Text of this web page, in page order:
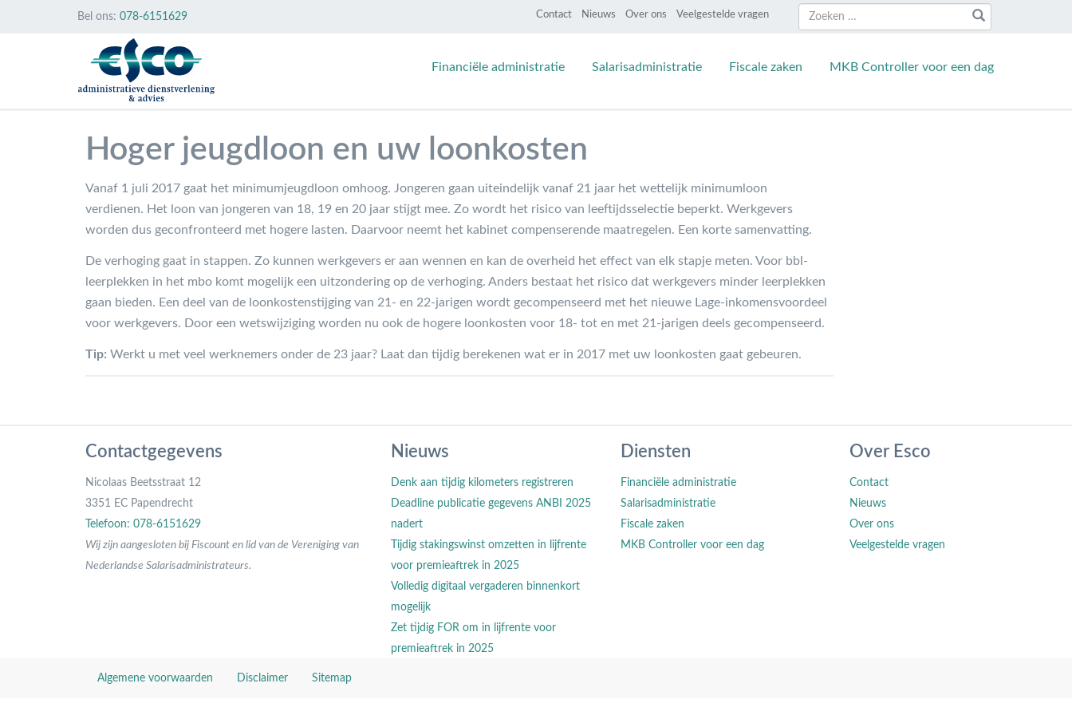
Contact Nieuws Over ons Veelgestelde vragen
Bel ons: 078-6151629
Zoeken
Zoeken
naar:
Financiële administratie Salarisadministratie Fiscale zaken MKB Controller voor een dag
Hoger jeugdloon en uw loonkosten
Vanaf 1 juli 2017 gaat het minimumjeugdloon omhoog. Jongeren gaan uiteindelijk vanaf 21 jaar het wettelijk minimumloon
verdienen. Het loon van jongeren van 18, 19 en 20 jaar stijgt mee. Zo wordt het risico van leeftijdsselectie beperkt. Werkgevers
worden dus geconfronteerd met hogere lasten. Daarvoor neemt het kabinet compenserende maatregelen. Een korte samenvatting.
De verhoging gaat in stappen. Zo kunnen werkgevers er aan wennen en kan de overheid het effect van elk stapje meten. Voor bbl-
leerplekken in het mbo komt mogelijk een uitzondering op de verhoging. Anders bestaat het risico dat werkgevers minder leerplekken
gaan bieden. Een deel van de loonkostenstijging van 21- en 22-jarigen wordt gecompenseerd met het nieuwe Lage-inkomensvoordeel
voor werkgevers. Door een wetswijziging worden nu ook de hogere loonkosten voor 18- tot en met 21-jarigen deels gecompenseerd.
Tip: Werkt u met veel werknemers onder de 23 jaar? Laat dan tijdig berekenen wat er in 2017 met uw loonkosten gaat gebeuren.
Contactgegevens
Nicolaas Beetsstraat 12
3351 EC Papendrecht
Telefoon: 078-6151629
Wij zijn aangesloten bij Fiscount en lid van de Vereniging van
Nederlandse Salarisadministrateurs.
Nieuws
Denk aan tijdig kilometers registreren
Deadline publicatie gegevens ANBI 2025
nadert
Tijdig stakingswinst omzetten in lijfrente
voor premieaftrek in 2025
Volledig digitaal vergaderen binnenkort
mogelijk
Zet tijdig FOR om in lijfrente voor
premieaftrek in 2025
Diensten
Financiële administratie
Salarisadministratie
Fiscale zaken
MKB Controller voor een dag
Over Esco
Contact
Nieuws
Over ons
Veelgestelde vragen
Algemene voorwaarden Disclaimer Sitemap